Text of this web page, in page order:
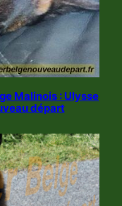
Malinois : Ulysse
départ